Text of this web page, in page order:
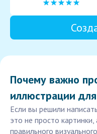
Почему важно
иллюстрации
Если вы решили
это не просто
правильного